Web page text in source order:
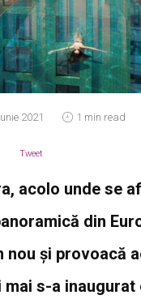
2021 1 min read
Tweet
acolo unde se
din
nou și provoacă
s-a inaugurat